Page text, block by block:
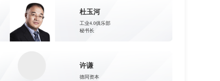
杜玉河
工业4.0俱乐部
秘书长
许谦
德同资本